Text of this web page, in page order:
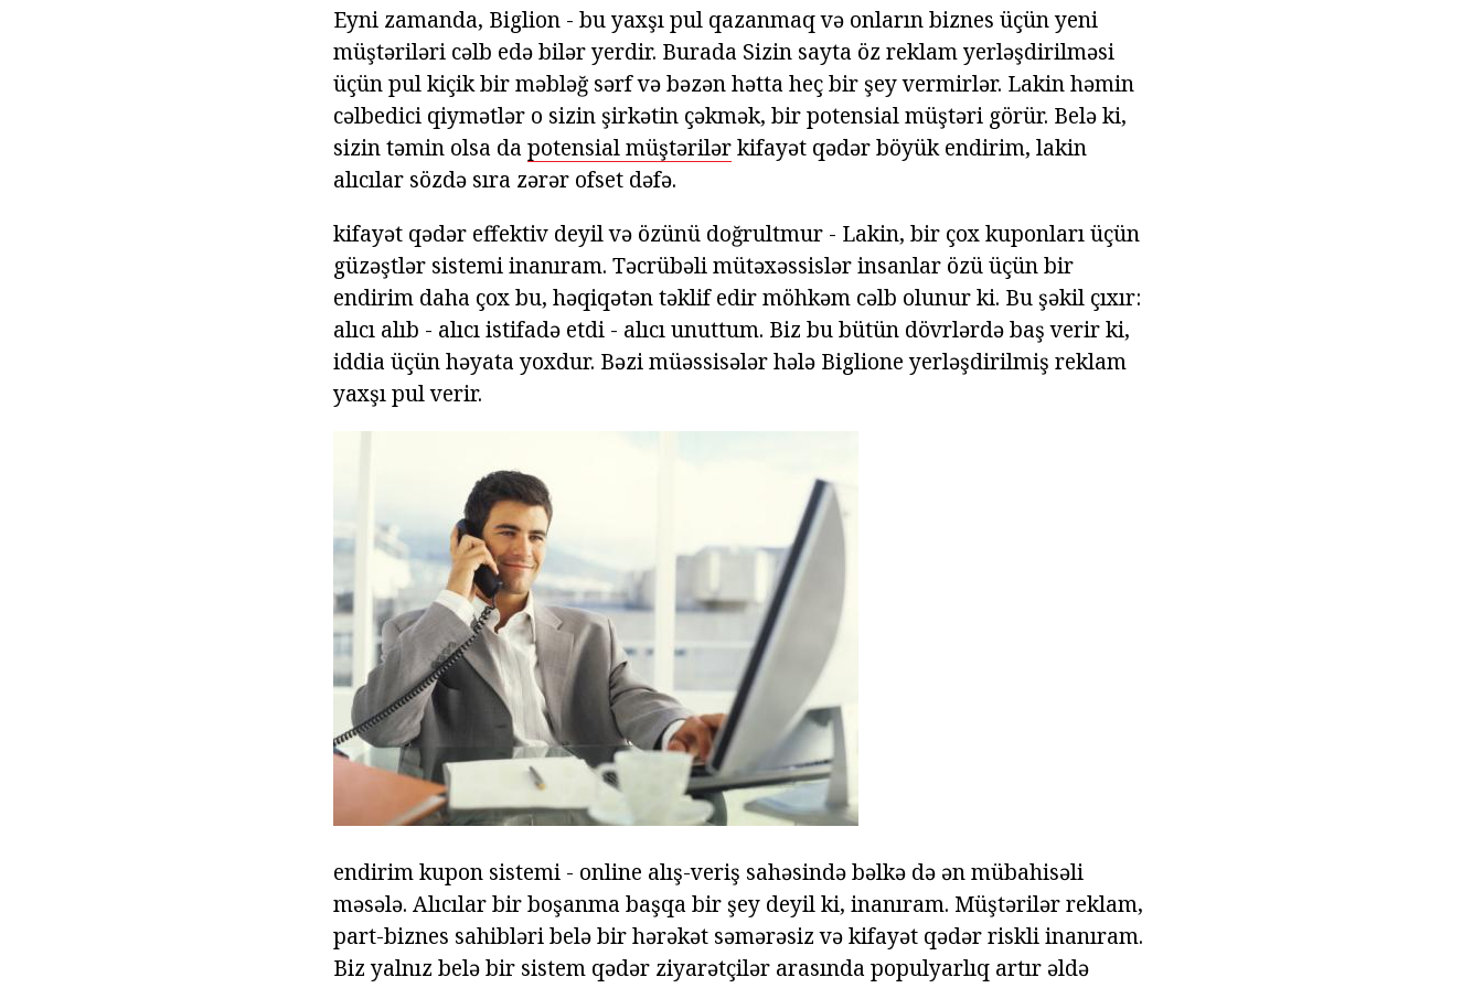
Eyni zamanda, Biglion - bu yaxşı pul qazanmaq və onların biznes üçün yeni
müştəriləri cəlb edə bilər yerdir. Burada Sizin sayta öz reklam yerləşdirilməsi
üçün pul kiçik bir məbləğ sərf və bəzən hətta heç bir şey vermirlər. Lakin həmin
cəlbedici qiymətlər o sizin şirkətin çəkmək, bir potensial müştəri görür. Belə ki,
sizin təmin olsa dapotensial müştərilərkifayət qədər böyük endirim, lakin
alıcılar sözdə sıra zərər ofset dəfə.
kifayət qədər effektiv deyil və özünü doğrultmur - Lakin, bir çox kuponları üçün
güzəştlər sistemi inanıram. Təcrübəli mütəxəssislər insanlar özü üçün bir
endirim daha çox bu, həqiqətən təklif edir möhkəm cəlb olunur ki. Bu şəkil çıxır:
alıcı alıb - alıcı istifadə etdi - alıcı unuttum. Biz bu bütün dövrlərdə baş verir ki,
iddia üçün həyata yoxdur. Bəzi müəssisələr hələ Biglione yerləşdirilmiş reklam
yaxşı pul verir.
endirim kupon sistemi - online alış-veriş sahəsində bəlkə də ən mübahisəli
məsələ. Alıcılar bir boşanma başqa bir şey deyil ki, inanıram. Müştərilər reklam,
part-biznes sahibləri belə bir hərəkət səmərəsiz və kifayət qədər riskli inanıram.
Biz yalnız belə bir sistem qədər ziyarətçilər arasında populyarlıq artır əldə